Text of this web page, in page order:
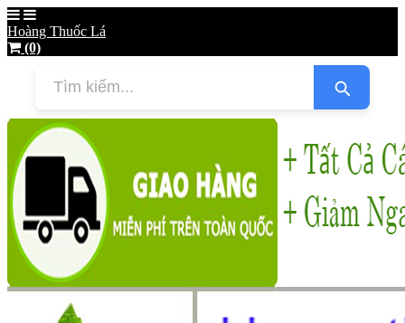
Hoàng Thuốc Lá
(0)